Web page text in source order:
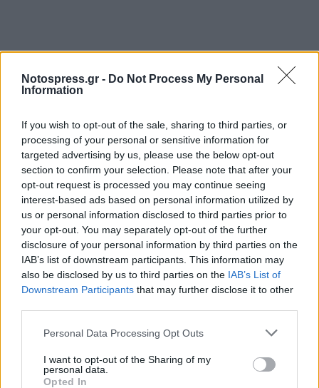
Notospress.gr - Do Not Process My Personal
Information
If you wish to opt-out of the sale, sharing to third parties, or
processing of your personal or sensitive information for
targeted advertising by us, please use the below opt-out
section to confirm your selection. Please note that after your
opt-out request is processed you may continue seeing
interest-based ads based on personal information utilized by
us or personal information disclosed to third parties prior to
your opt-out. You may separately opt-out of the further
disclosure of your personal information by third parties on the
IAB’s list of downstream participants. This information may
also be disclosed by us to third parties on the IAB’s List of
Downstream Participants that may further disclose it to other
Personal Data Processing Opt Outs
I want to opt-out of the Sharing of my
personal data.
Opted In